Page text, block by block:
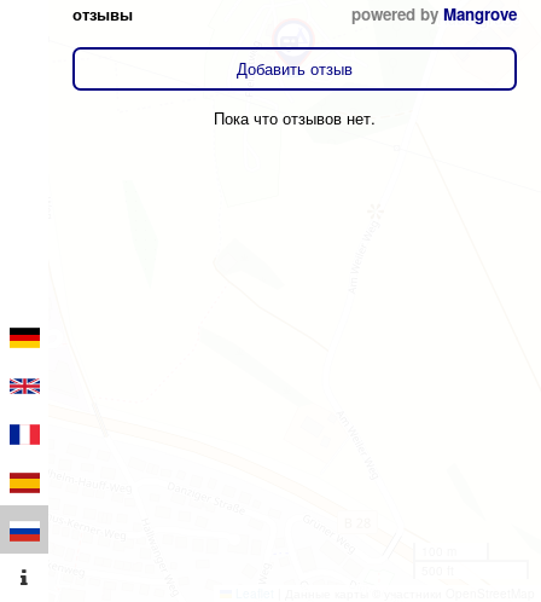
отзывы powered by Mangrove
Добавить отзыв
Пока что отзывов нет.